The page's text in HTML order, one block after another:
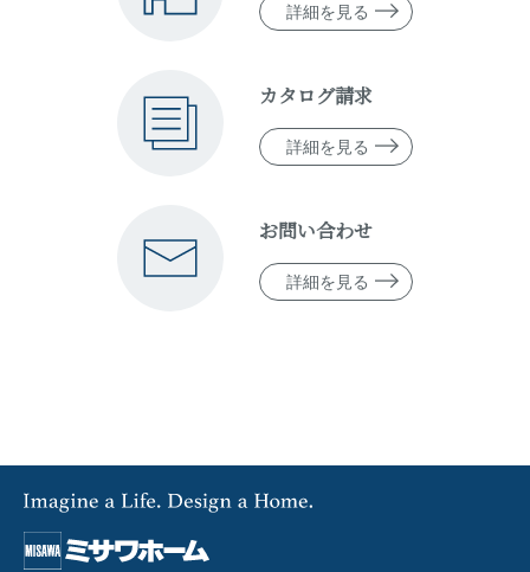
詳細を見る
カタログ請求
詳細を見る
お問い合わせ
詳細を見る